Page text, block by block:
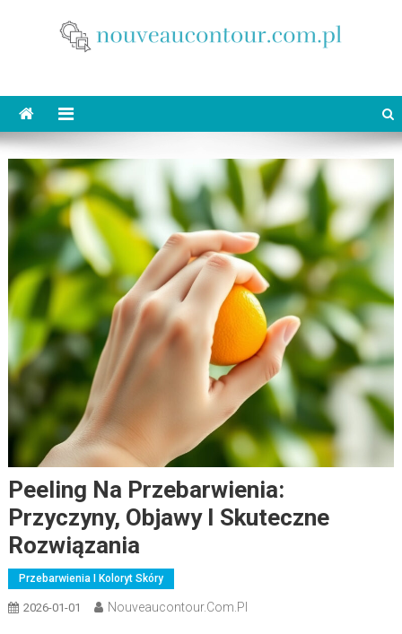
Peeling Na Przebarwienia:
Przyczyny, Objawy I Skuteczne
Rozwiązania
Przebarwienia I Koloryt Skóry
2026-01-01 Nouveaucontour.com.pl